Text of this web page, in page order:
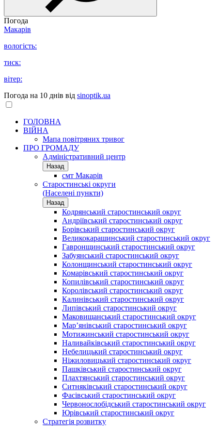
Погода
Макарів
вологість:
тиск:
вітер:
Погода на 10 днів від sinoptik.ua
ГОЛОВНА
ВІЙНА
Мапа повітряних тривог
ПРО ГРОМАДУ
Aдміністративний центр
Назад
смт Макарів
Старостинські округи
(Населені пункти)
Назад
Кодрянський старостинський округ
Андріївський старостинський округ
Борівський старостинський округ
Великокарашинський старостинський округ
Гавронщинський старостинський округ
Забуянський старостинський округ
Колонщинський старостинський округ
Комарівський старостинський округ
Копилівський старостинський округ
Королівський старостинський округ
Калинівський старостинський округ
Липівський старостинський округ
Маковищанський старостинський округ
Мар’янівський старостинський округ
Мотижинський старостинський округ
Наливайківський старостинський округ
Небелицький старостинський округ
Ніжиловицький старостинський округ
Пашківський старостинський округ
Плахтянський старостинський округ
Ситняківський старостинський округ
Фасівський старостинський округ
Червонослобідський старостинський округ
Юрівський старостинський округ
Стратегія розвитку